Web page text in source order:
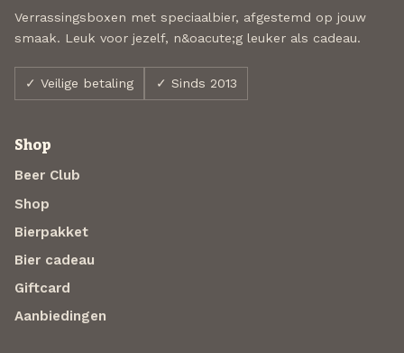
Verrassingsboxen met speciaalbier, afgestemd op jouw
smaak. Leuk voor jezelf, n&oacute;g leuker als cadeau.
✓ Veilige betaling ✓ Sinds 2013
Shop
Beer Club
Shop
Bierpakket
Bier cadeau
Giftcard
Aanbiedingen